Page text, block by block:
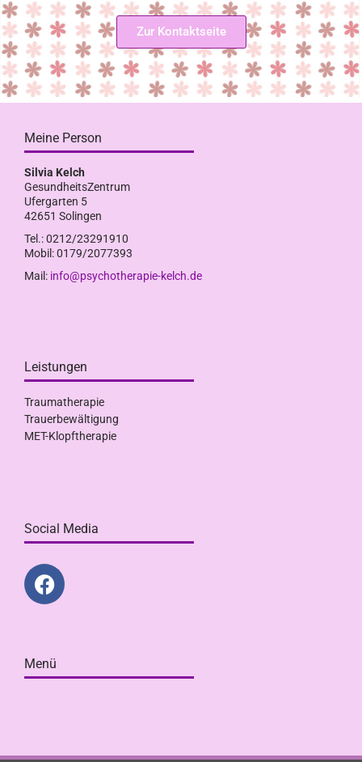
Zur Kontaktseite
Meine Person
Silvia Kelch
GesundheitsZentrum
Ufergarten 5
42651 Solingen
Tel.: 0212/23291910
Mobil: 0179/2077393
Mail: info@psychotherapie-kelch.de
Leistungen
Traumatherapie
Trauerbewältigung
MET-Klopftherapie
Social Media
Menü